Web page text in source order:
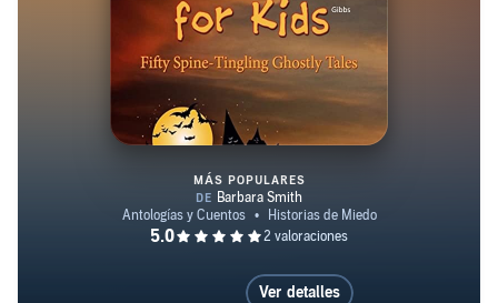
True Ghost Stories for Kids
MÁS POPULARES
Ver detalles